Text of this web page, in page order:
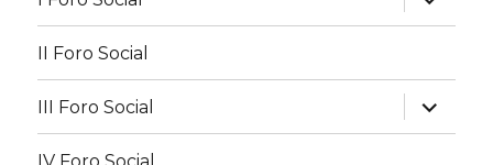
el
menú
II Foro Social
III Foro Social
expande
el
menú
IV Foro Social